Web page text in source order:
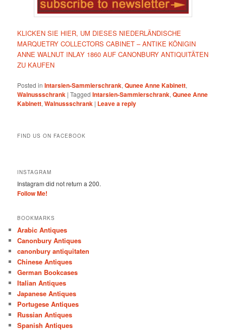
KLICKEN SIE HIER, UM DIESES NIEDERLÄNDISCHE
MARQUETRY COLLECTORS CABINET – ANTIKE KÖNIGIN
ANNE WALNUT INLAY 1860 AUF CANONBURY ANTIQUITÄTEN
ZU KAUFEN
Posted in Intarsien-Sammlerschrank,Qunee Anne Kabinett,
Walnussschrank |Tagged Intarsien-Sammlerschrank,Qunee Anne
Kabinett,Walnussschrank | Leave a reply
FIND US ON FACEBOOK
INSTAGRAM
Instagram did not return a 200.
Follow Me!
BOOKMARKS
Arabic Antiques
Canonbury Antiques
canonbury antiquitaten
Chinese Antiques
German Bookcases
Italian Antiques
Japanese Antiques
Portugese Antiques
Russian Antiques
Spanish Antiques